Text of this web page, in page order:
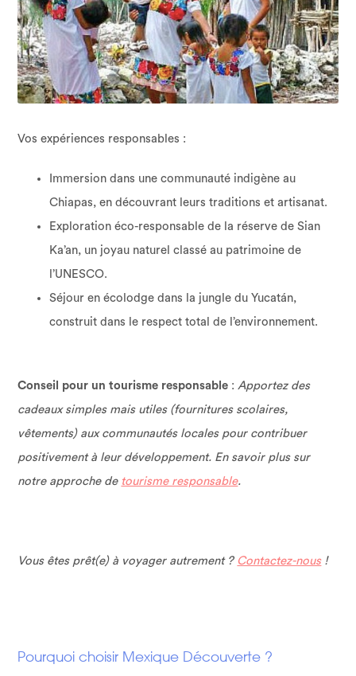
Vos expériences responsables :
Immersion dans une communauté indigène au
Chiapas, en découvrant leurs traditions et artisanat.
Exploration éco-responsable de la réserve de Sian
Ka’an, un joyau naturel classé au patrimoine de
l’UNESCO.
Séjour en écolodge dans la jungle du Yucatán,
construit dans le respect total de l’environnement.
Conseil pour un tourisme responsable : Apportez des
cadeaux simples mais utiles (fournitures scolaires,
vêtements) aux communautés locales pour contribuer
positivement à leur développement. En savoir plus sur
notre approche de tourisme responsable.
Vous êtes prêt(e) à voyager autrement ? Contactez-nous!
Pourquoi choisir Mexique Découverte ?